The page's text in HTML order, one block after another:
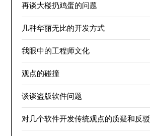
再谈大楼扔鸡蛋的问题
几种华丽无比的开发方式
我眼中的工程师文化
观点的碰撞
谈谈盗版软件问题
对几个软件开发传统观点的质疑和反驳